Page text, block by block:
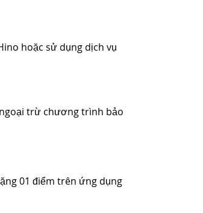
hoặc sử dụng dịch vụ
trừ chương trình bảo
01 điểm trên ứng dụng